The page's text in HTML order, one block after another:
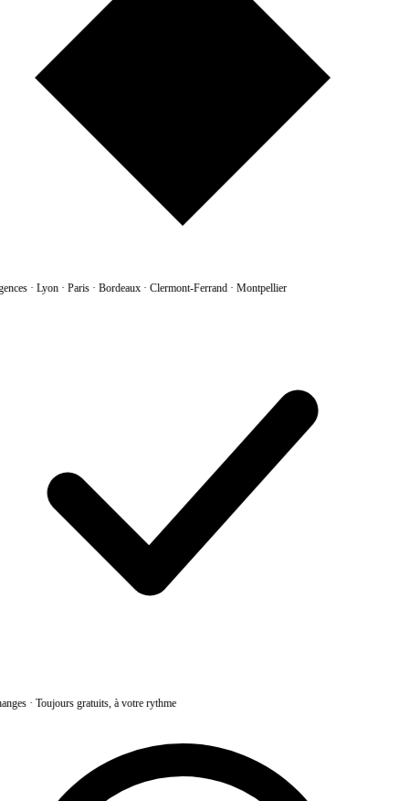
· Lyon · Paris · Bordeaux · Clermont-Ferrand · Montpellier
· Toujours gratuits, à votre rythme